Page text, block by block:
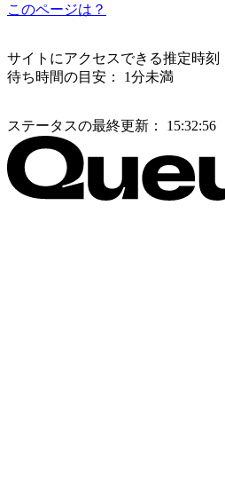
このページは？
サイトにアクセスできる推定時刻
待ち時間の目安：
1分未満
ステータスの最終更新： 15:32:56